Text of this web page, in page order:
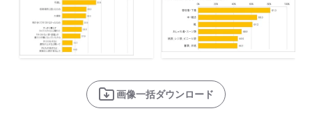
画像一括ダウンロード